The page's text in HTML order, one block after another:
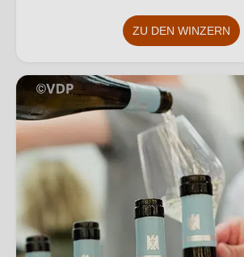
ZU DEN WINZERN
VDP Weingüter